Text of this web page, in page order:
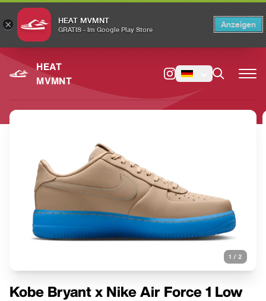
× HEAT MVMNT
GRATIS - Im Google Play Store
Anzeigen
HEAT
MVMNT
1 / 2
Kobe Bryant x Nike Air Force 1 Low
Switch to the English version? Switch ×